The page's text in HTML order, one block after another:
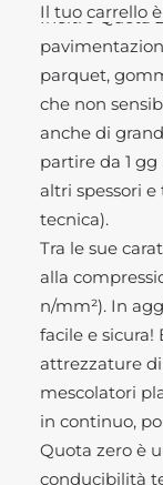
Il tuo carrello
Inoltre Quota
parquet,
che non
anche di
partire da 1
altri spessori
tecnica).
Tra le sue
alla
n/mm²). In
facile e
attrezzature
mescolatori
in continuo,
Quota zero è
conducibilità